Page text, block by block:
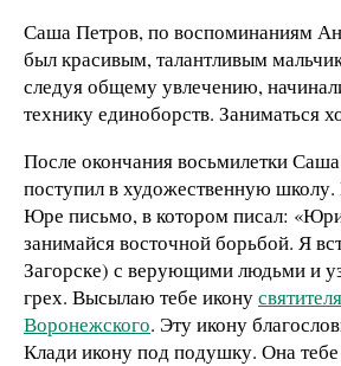
Саша Петров, по воспоминаниям
был красивым, талантливым
следуя общему увлечению,
технику единоборств. Заниматься
После окончания восьмилетки
поступил в художественную школу.
Юре письмо, в котором писал:
занимайся восточной борьбой. Я
Загорске) с верующими людьми и
грех. Высылаю тебе икону
Воронежского. Эту икону
Клади икону под подушку. Она тебе